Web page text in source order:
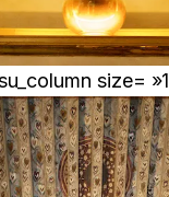
size=